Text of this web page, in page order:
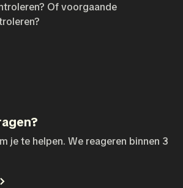
Of voorgaande
je te helpen. We reageren binnen 3